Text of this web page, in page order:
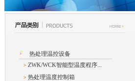
热处理温控设备
> ZWK/WCK智能型温度程序...
> 热处理温度控制箱